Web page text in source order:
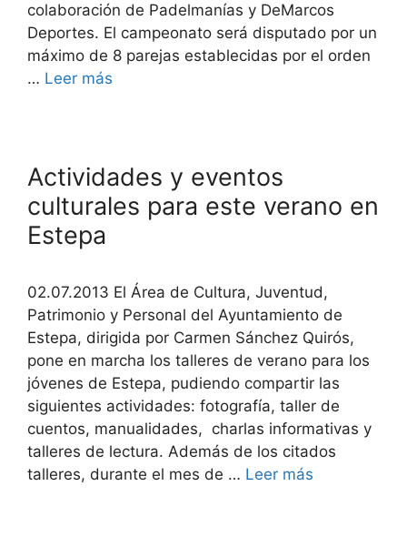
colaboración de Padelmanías y DeMarcos
Deportes. El campeonato será disputado por un
máximo de 8 parejas establecidas por el orden
… Leer más
Actividades y eventos
culturales para este verano en
Estepa
02.07.2013 El Área de Cultura, Juventud,
Patrimonio y Personal del Ayuntamiento de
Estepa, dirigida por Carmen Sánchez Quirós,
pone en marcha los talleres de verano para los
jóvenes de Estepa, pudiendo compartir las
siguientes actividades: fotografía, taller de
cuentos, manualidades, charlas informativas y
talleres de lectura. Además de los citados
talleres, durante el mes de … Leer más